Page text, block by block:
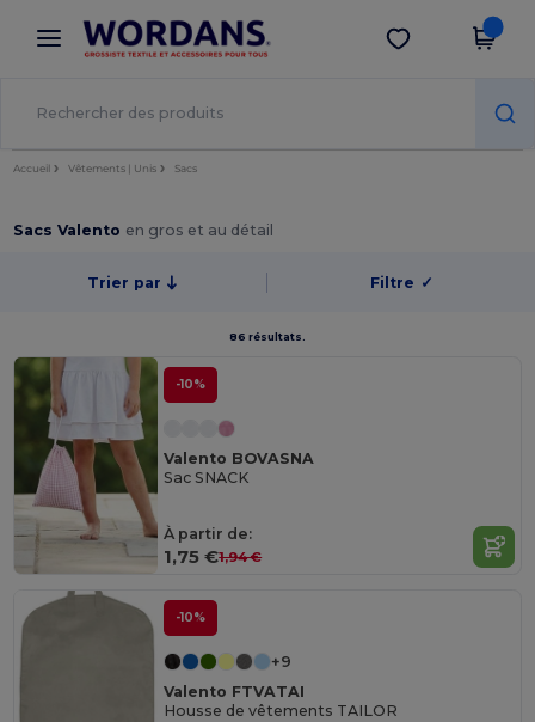
× Appli Wordans
Meilleurs prix sur l’app !
Obtenir l'appli
Accueil Vêtements | Unis Sacs
Sacs Valento en gros et au détail
Trier par Filtre ✓
86 résultats.
-10%
Valento BOVASNA
Sac SNACK
À partir de:
1,75 €1,94 €
-10%
+9
Valento FTVATAI
Housse de vêtements TAILOR